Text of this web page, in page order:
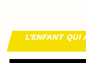
L’ENFANT QUI